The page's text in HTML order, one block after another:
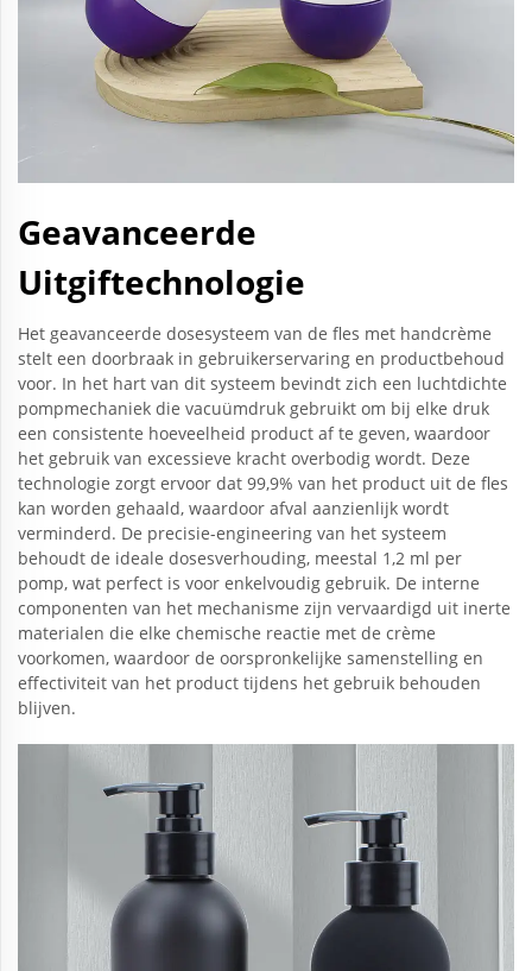
Geavanceerde
Uitgiftechnologie
Het geavanceerde dosesysteem van de fles met handcrème
stelt een doorbraak in gebruikerservaring en productbehoud
voor. In het hart van dit systeem bevindt zich een luchtdichte
pompmechaniek die vacuümdruk gebruikt om bij elke druk
een consistente hoeveelheid product af te geven, waardoor
het gebruik van excessieve kracht overbodig wordt. Deze
technologie zorgt ervoor dat 99,9% van het product uit de fles
kan worden gehaald, waardoor afval aanzienlijk wordt
verminderd. De precisie-engineering van het systeem
behoudt de ideale dosesverhouding, meestal 1,2 ml per
pomp, wat perfect is voor enkelvoudig gebruik. De interne
componenten van het mechanisme zijn vervaardigd uit inerte
materialen die elke chemische reactie met de crème
voorkomen, waardoor de oorspronkelijke samenstelling en
effectiviteit van het product tijdens het gebruik behouden
blijven.